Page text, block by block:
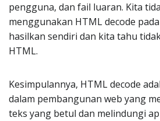
pengguna, dan fail luaran. Kita
menggunakan HTML decode
hasilkan sendiri dan kita tahu
HTML.
Kesimpulannya, HTML decode
dalam pembangunan web yang
teks yang betul dan melindungi